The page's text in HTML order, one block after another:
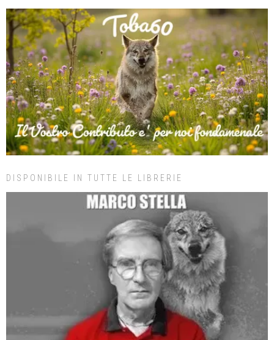
DISPONIBILE IN TUTTE LE LIBRERIE